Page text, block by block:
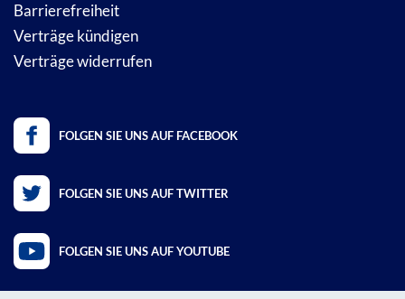
Barrierefreiheit
Verträge kündigen
Verträge widerrufen
FOLGEN SIE UNS AUF FACEBOOK
FOLGEN SIE UNS AUF TWITTER
FOLGEN SIE UNS AUF YOUTUBE